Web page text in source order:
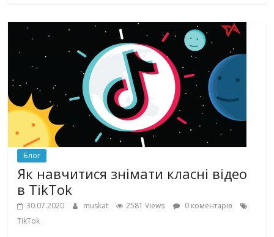
Блог
Як навчитися знімати класні відео
в TikTok
30.07.2020 muskat 2581 Views
0 коментарів
TikTok